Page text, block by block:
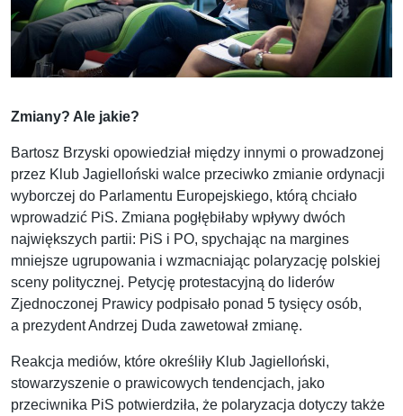
Zmiany? Ale jakie?
Bartosz Brzyski opowiedział między innymi o prowadzonej
przez Klub Jagielloński walce przeciwko zmianie ordynacji
wyborczej do Parlamentu Europejskiego, którą chciało
wprowadzić PiS. Zmiana pogłębiłaby wpływy dwóch
największych partii: PiS i PO, spychając na margines
mniejsze ugrupowania i wzmacniając polaryzację polskiej
sceny politycznej. Petycję protestacyjną do liderów
Zjednoczonej Prawicy podpisało ponad 5 tysięcy osób,
a prezydent Andrzej Duda zawetował zmianę.
Reakcja mediów, które określiły Klub Jagielloński,
stowarzyszenie o prawicowych tendencjach, jako
przeciwnika PiS potwierdziła, że polaryzacja dotyczy także